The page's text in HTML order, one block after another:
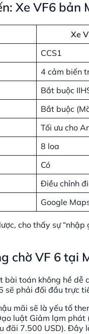
Xe VF6
Xe
CCS1
4 cảm biến
Bắt buộc
Bắt buộc
Tối ưu cho
8 loa
Có
Điều chỉnh
Google
cho thấy sự
chờ VF 6 tại
toán không hề dễ
sẽ phải đối đầu trực
mãi sẽ là yếu tố
luật Giảm lạm
đãi 7.500 USD).